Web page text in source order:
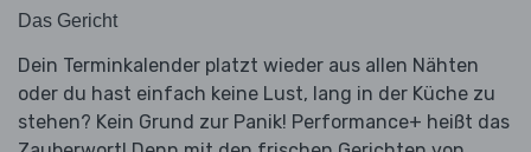
Das Gericht
Dein Terminkalender platzt wieder aus allen Nähten
oder du hast einfach keine Lust, lang in der Küche zu
stehen? Kein Grund zur Panik! Performance+ heißt das